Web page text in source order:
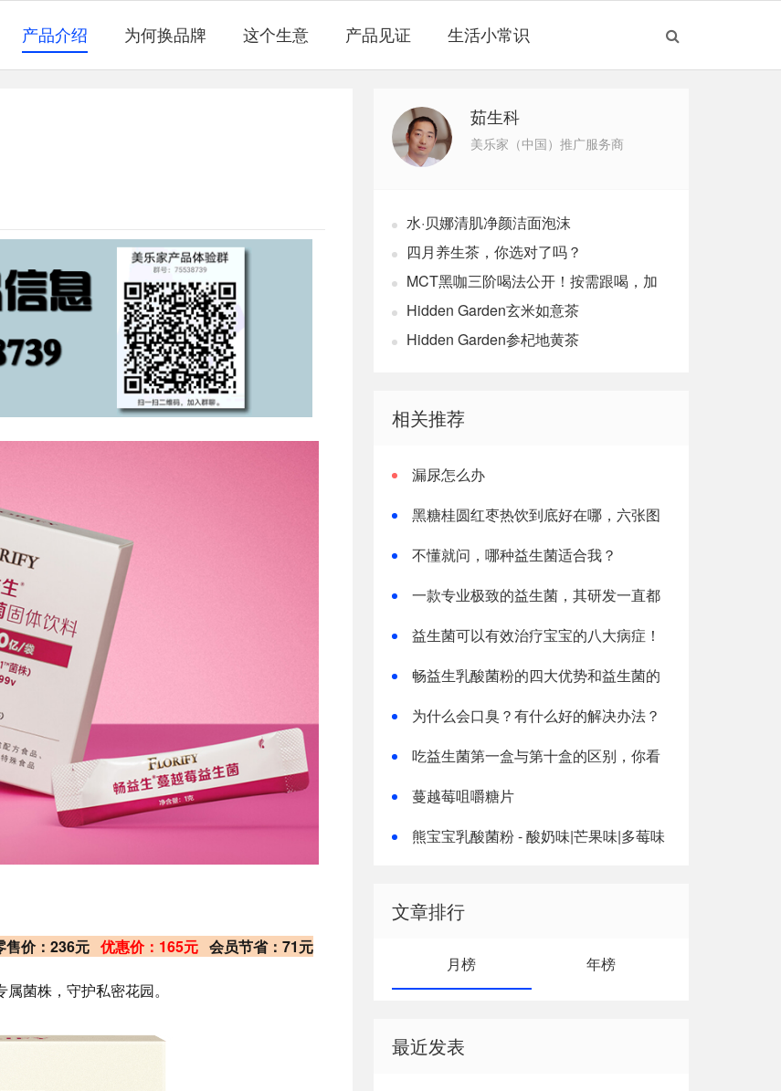
产品介绍 为何换品牌 这个生意 产品见证 生活小常识
价：236元 优惠价：165元 会员节省：71元
菌株，守护私密花园。
茹生科
美乐家（中国）推广服务商
水·贝娜清肌净颜洁面泡沫
四月养生茶，你选对了吗？
MCT黑咖三阶喝法公开！按需跟喝，加
速燃体
Hidden Garden玄米如意茶
Hidden Garden参杞地黄茶
相关推荐
漏尿怎么办
黑糖桂圆红枣热饮到底好在哪，六张图
不懂就问，哪种益生菌适合我？
一款专业极致的益生菌，其研发一直都
益生菌可以有效治疗宝宝的八大病症！
畅益生乳酸菌粉的四大优势和益生菌的
为什么会口臭？有什么好的解决办法？
吃益生菌第一盒与第十盒的区别，你看
蔓越莓咀嚼糖片
熊宝宝乳酸菌粉 - 酸奶味|芒果味|多莓味
文章排行
月榜 年榜
最近发表